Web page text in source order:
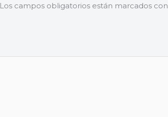
Los campos obligatorios están marcados con